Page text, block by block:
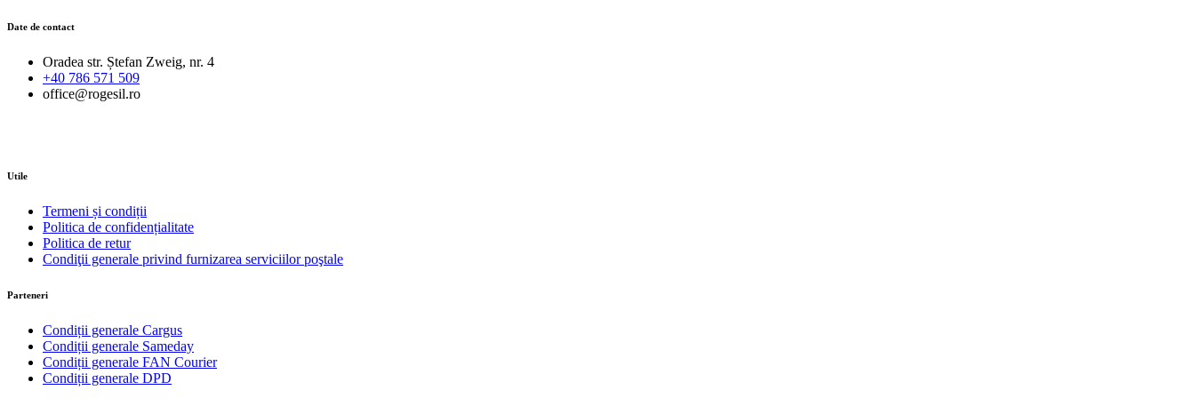
Date de contact
Oradea str. Ștefan Zweig, nr. 4
+40 786 571 509
office@rogesil.ro
Utile
Termeni și condiții
Politica de confidențialitate
Politica de retur
Condiţii generale privind furnizarea serviciilor poştale
Parteneri
Condiții generale Cargus
Condiții generale Sameday
Condiții generale FAN Courier
Condiții generale DPD